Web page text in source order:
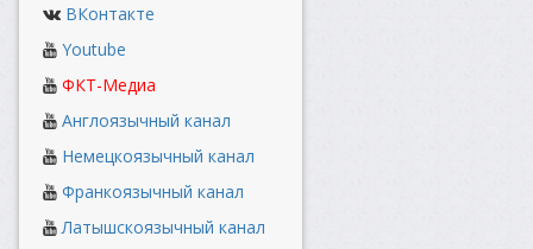
ВКонтакте
Youtube
ФКТ-Медиа
Англоязычный канал
Немецкоязычный канал
Франкоязычный канал
Латышскоязычный канал